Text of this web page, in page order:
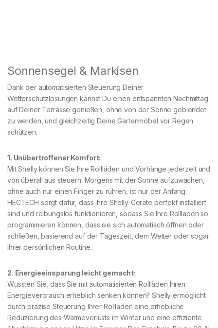
Sonnensegel & Markisen
Dank der automatisierten Steuerung Deiner
Wetterschutzlösungen kannst Du einen entspannten Nachmittag
auf Deiner Terrasse genießen, ohne von der Sonne geblendet
zu werden, und gleichzeitig Deine Gartenmöbel vor Regen
schützen.
1. Unübertroffener Komfort:
Mit Shelly können Sie Ihre Rollläden und Vorhänge jederzeit und
von überall aus steuern. Morgens mit der Sonne aufzuwachen,
ohne auch nur einen Finger zu rühren, ist nur der Anfang.
HECTECH sorgt dafür, dass Ihre Shelly-Geräte perfekt installiert
sind und reibungslos funktionieren, sodass Sie Ihre Rollläden so
programmieren können, dass sie sich automatisch öffnen oder
schließen, basierend auf der Tageszeit, dem Wetter oder sogar
Ihrer persönlichen Routine..
2. Energieeinsparung leicht gemacht:
Wussten Sie, dass Sie mit automatisierten Rollläden Ihren
Energieverbrauch erheblich senken können? Shelly ermöglicht
durch präzise Steuerung Ihrer Rollläden eine erhebliche
Reduzierung des Wärmeverlusts im Winter und eine effiziente